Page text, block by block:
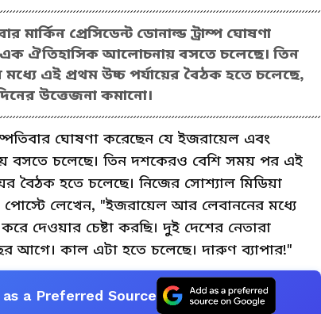
প্রেসিডেন্ট ডোনাল্ড ট্রাম্প ঘোষণা
ঐতিহাসিক আলোচনায় বসতে চলেছে। তিন
এই প্রথম উচ্চ পর্যায়ের বৈঠক হতে চলেছে,
উত্তেজনা কমানো।
ঘোষণা করেছেন যে ইজরায়েল এবং
চলেছে। তিন দশকেরও বেশি সময় পর এই
বৈঠক হতে চলেছে। নিজের সোশ্যাল মিডিয়া
পোস্টে লেখেন, "ইজরায়েল আর লেবাননের মধ্যে
দেওয়ার চেষ্টা করছি। দুই দেশের নেতারা
আগে। কাল এটা হতে চলেছে। দারুণ ব্যাপার!"
a Preferred Source